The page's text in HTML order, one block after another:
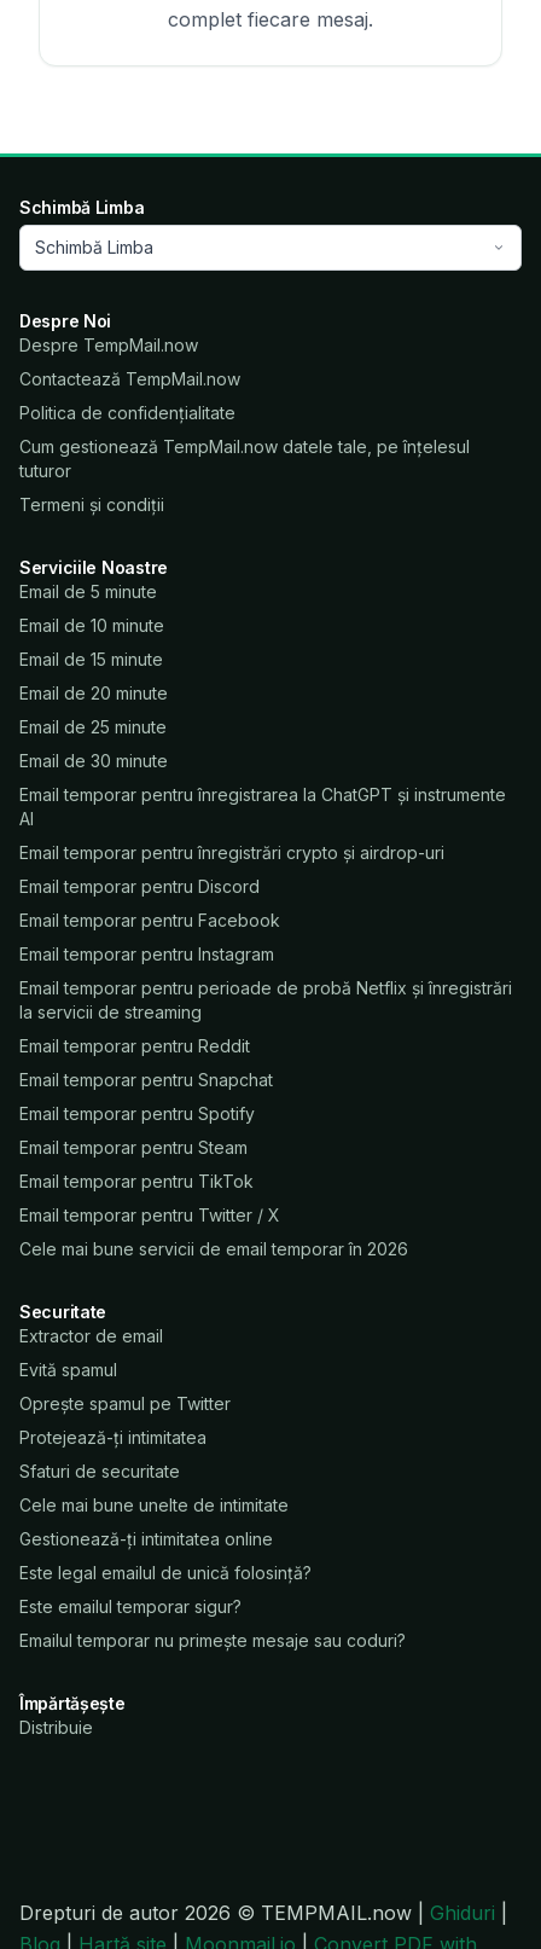
complet fiecare mesaj.
Schimbă Limba
Schimbă Limba
Despre Noi
Despre TempMail.now
Contactează TempMail.now
Politica de confidențialitate
Cum gestionează TempMail.now datele tale, pe înțelesul
tuturor
Termeni și condiții
Serviciile Noastre
Email de 5 minute
Email de 10 minute
Email de 15 minute
Email de 20 minute
Email de 25 minute
Email de 30 minute
Email temporar pentru înregistrarea la ChatGPT și instrumente
AI
Email temporar pentru înregistrări crypto și airdrop-uri
Email temporar pentru Discord
Email temporar pentru Facebook
Email temporar pentru Instagram
Email temporar pentru perioade de probă Netflix și înregistrări
la servicii de streaming
Email temporar pentru Reddit
Email temporar pentru Snapchat
Email temporar pentru Spotify
Email temporar pentru Steam
Email temporar pentru TikTok
Email temporar pentru Twitter / X
Cele mai bune servicii de email temporar în 2026
Securitate
Extractor de email
Evită spamul
Oprește spamul pe Twitter
Protejează-ți intimitatea
Sfaturi de securitate
Cele mai bune unelte de intimitate
Gestionează-ți intimitatea online
Este legal emailul de unică folosință?
Este emailul temporar sigur?
Emailul temporar nu primește mesaje sau coduri?
Împărtășește
Distribuie
Drepturi de autor 2026 © TEMPMAIL.now | Ghiduri